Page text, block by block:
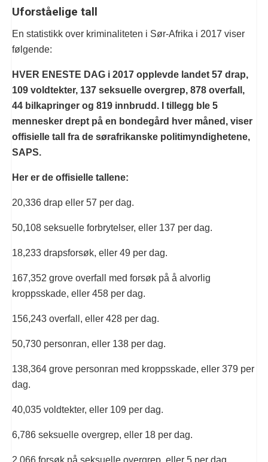
Uforståelige tall
En statistikk over kriminaliteten i Sør-Afrika i 2017 viser
følgende:
HVER ENESTE DAG i 2017 opplevde landet 57 drap,
109 voldtekter, 137 seksuelle overgrep, 878 overfall,
44 bilkapringer og 819 innbrudd. I tillegg ble 5
mennesker drept på en bondegård hver måned, viser
offisielle tall fra de sørafrikanske politimyndighetene,
SAPS.
Her er de offisielle tallene:
20,336 drap eller 57 per dag.
50,108 seksuelle forbrytelser, eller 137 per dag.
18,233 drapsforsøk, eller 49 per dag.
167,352 grove overfall med forsøk på å alvorlig
kroppsskade, eller 458 per dag.
156,243 overfall, eller 428 per dag.
50,730 personran, eller 138 per dag.
138,364 grove personran med kroppsskade, eller 379 per
dag.
40,035 voldtekter, eller 109 per dag.
6,786 seksuelle overgrep, eller 18 per dag.
2,066 forsøk på seksuelle overgrep, eller 5 per dag.